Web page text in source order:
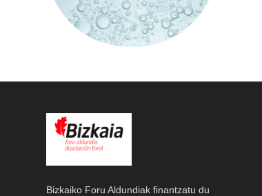
Bizkaiko Foru Aldundiak finantzatu du